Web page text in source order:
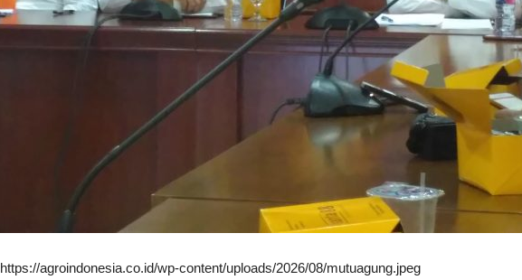
https://agroindonesia.co.id/wp-content/uploads/2026/08/mutuagung.jpeg